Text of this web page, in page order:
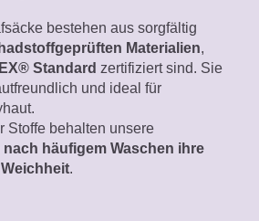
bestehen aus sorgfältig
Materialien,
Standard zertifiziert sind. Sie
und ideal für
Stoffe behalten unsere
nach häufigem Waschen ihre
.